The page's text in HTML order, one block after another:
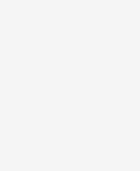
考，希望可以省略
動的是文化，唯有
這塊土地就會越有
越美。